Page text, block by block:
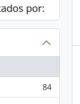
por:
84